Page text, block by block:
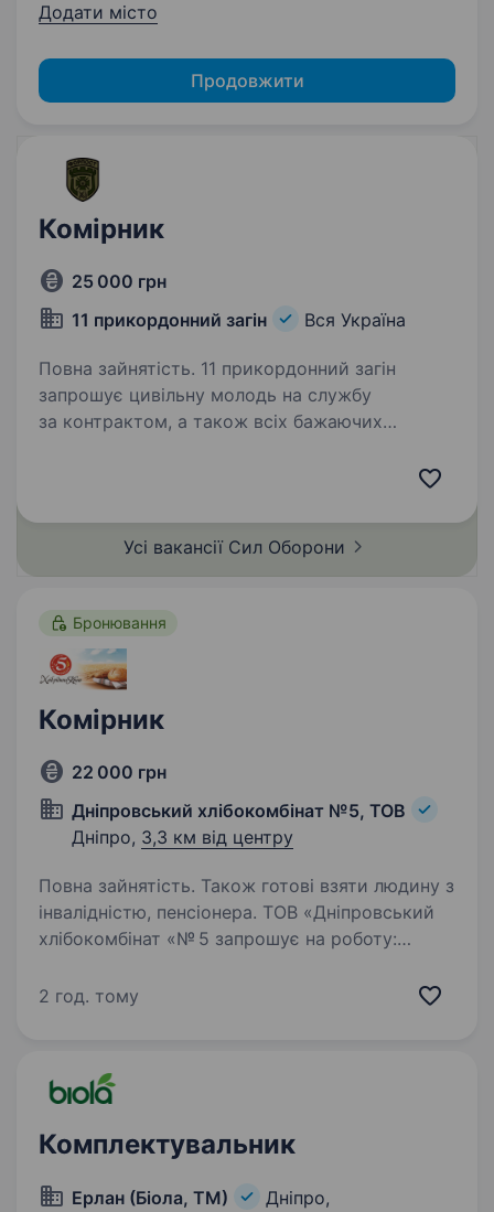
Додати місто
Продовжити
Комірник
25 000 грн
11 прикордонний загін
Вся Україна
Повна зайнятість. 11 прикордонний загін
запрошує цивільну молодь на службу
за контрактом, а також всіх бажаючих
Усі вакансії Сил Оборони
Бронювання
Комірник
22 000 грн
Дніпровський хлібокомбінат №5, ТОВ
Дніпро, 3,3 км від центру
Повна зайнятість. Також готові взяти людину з
інвалідністю, пенсіонера. ТОВ «Дніпровський
хлібокомбінат «№ 5 запрошує на роботу:
до роботи; вміння працювати в програмі 1С;
2 год. тому
Комплектувальник
Ерлан (Біола, ТМ)
Дніпро,